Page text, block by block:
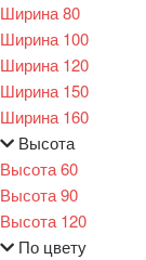
Ширина 80
Ширина 100
Ширина 120
Ширина 150
Ширина 160
Высота
Высота 60
Высота 90
Высота 120
По цвету